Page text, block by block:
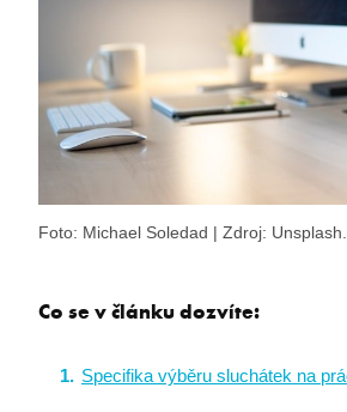
Foto: Michael Soledad | Zdroj:
Co se v článku dozvíte:
Specifika výběru sluchátek na